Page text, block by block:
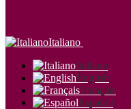
Italiano
Italiano
English
Français
Español